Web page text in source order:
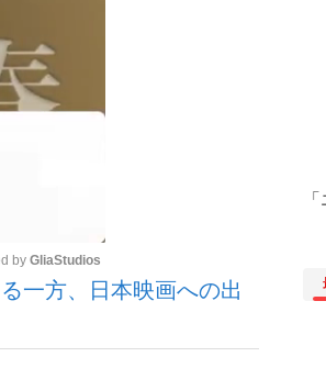
いまさら聞けない資産運用のすべて
by GliaStudios
一方、日本映画への出